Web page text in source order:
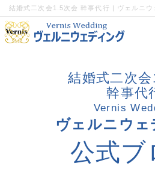
結婚式二次会1.5次会 幹事代行 | ヴェルニウ
結婚式二次
幹事代
Vernis
ヴェルニウ
公式ブ